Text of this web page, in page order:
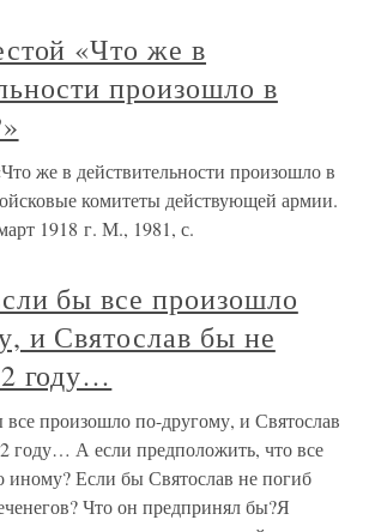
«Что же в
произошло в
же в действительности произошло в
комитеты действующей армии.
1918 г. М., 1981, с.
бы все произошло
и Святослав бы не
году…
произошло по-другому, и Святослав
году… А если предположить, что все
Если бы Святослав не погиб
Что он предпринял бы?Я